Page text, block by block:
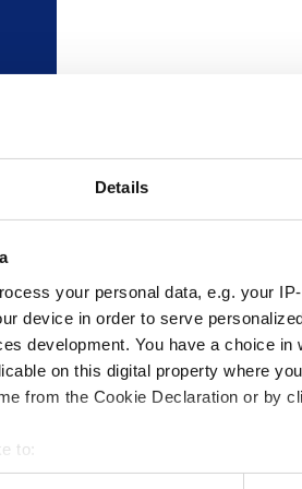
Details
your personal data, e.g. your
device in order to serve
development. You have a choice
on this digital property where
from the Cookie Declaration or by
to:
your geographical location which